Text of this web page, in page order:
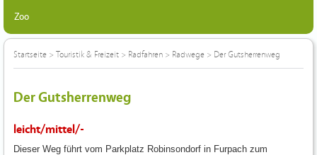
Zoo
Startseite > Touristik & Freizeit > Radfahren > Radwege > Der Gutsherrenweg
Der Gutsherrenweg
leicht/mittel/-
Dieser Weg führt vom Parkplatz Robinsondorf in Furpach zum